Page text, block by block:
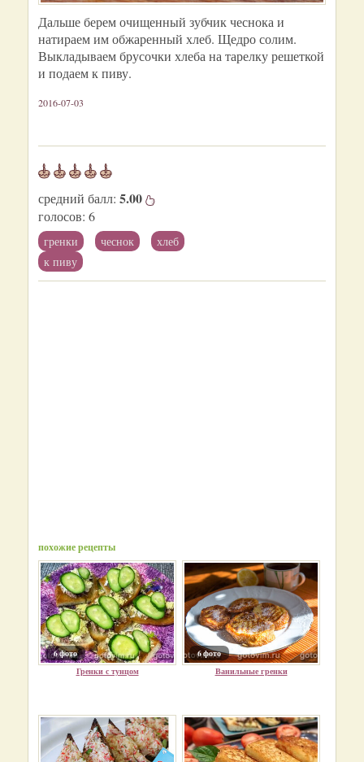
Дальше берем очищенный зубчик чеснока и
натираем им обжаренный хлеб. Щедро солим.
Выкладываем брусочки хлеба на тарелку решеткой
и подаем к пиву.
2016-07-03
средний балл: 5.00
голосов: 6
гренки чеснок
хлеб
к пиву
похожие рецепты
6 фото
Гренки с тунцом
6 фото
Ванильные гренки